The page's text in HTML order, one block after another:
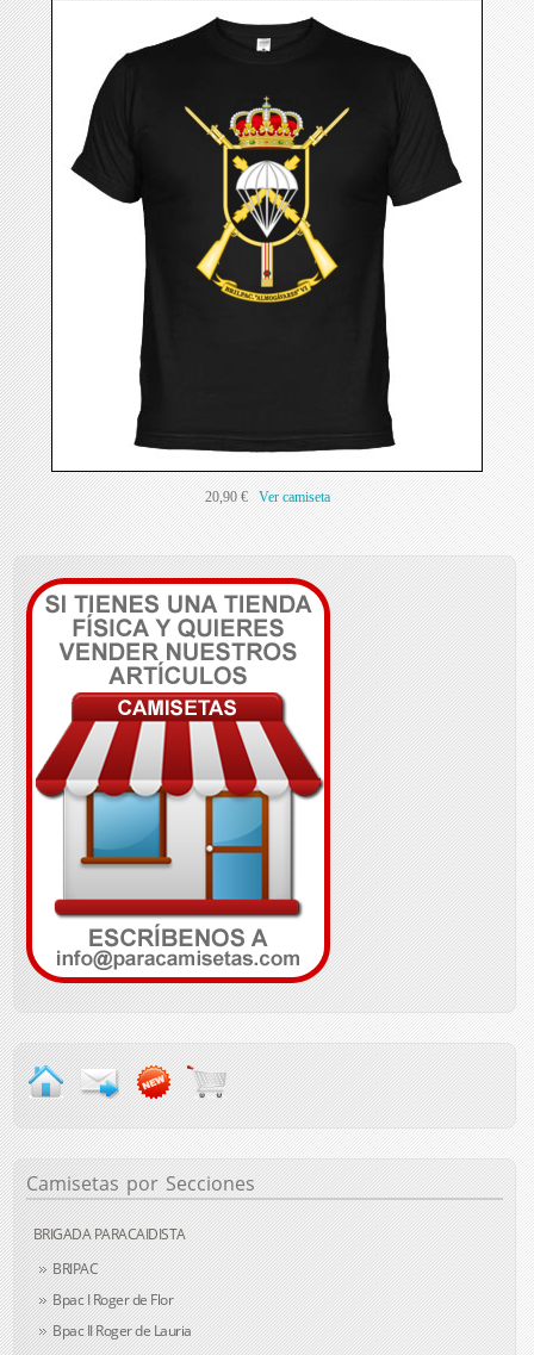
20,90 € Ver camiseta
Camisetas por Secciones
BRIGADA PARACAIDISTA
BRIPAC
Bpac I Roger de Flor
Bpac II Roger de Lauria